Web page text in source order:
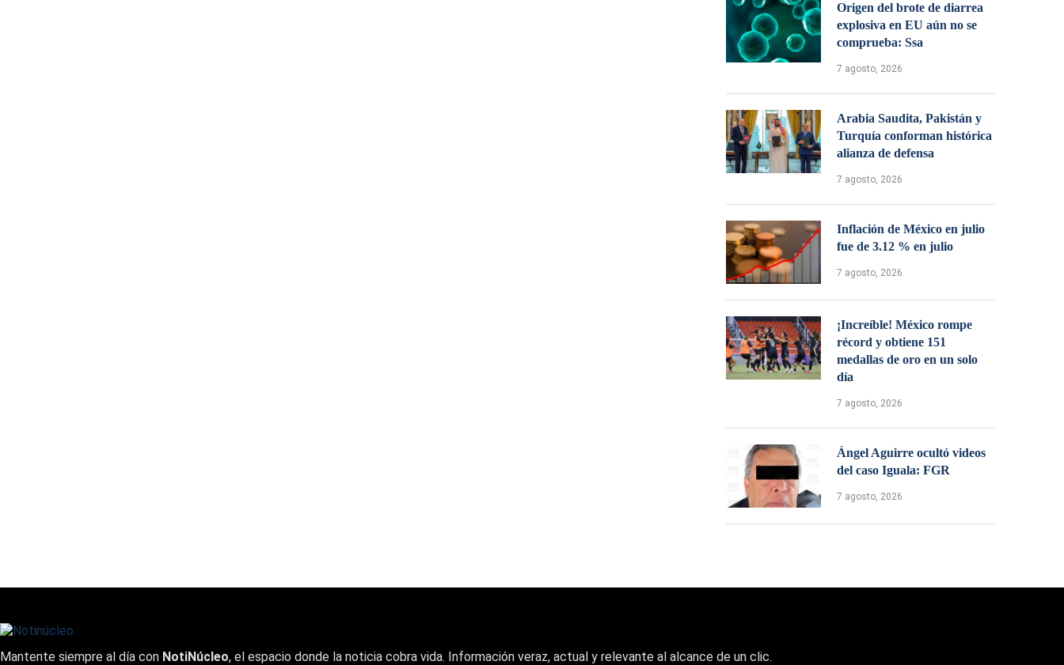
Origen del brote de diarrea
explosiva en EU aún no se
comprueba: Ssa
7 agosto, 2026
Arabia Saudita, Pakistán y
Turquía conforman histórica
alianza de defensa
7 agosto, 2026
Inflación de México en julio
fue de 3.12 % en julio
7 agosto, 2026
¡Increíble! México rompe
récord y obtiene 151
medallas de oro en un solo
día
7 agosto, 2026
Ángel Aguirre ocultó videos
del caso Iguala: FGR
7 agosto, 2026
Mantente siempre al día con NotiNúcleo, el espacio donde la noticia cobra vida. Información veraz, actual y relevante al alcance de un clic.